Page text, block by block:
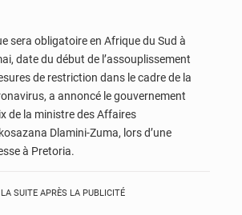
sera obligatoire en Afrique du Sud à
date du début de l’assouplissement
de restriction dans le cadre de la
a annoncé le gouvernement
de la ministre des Affaires
Dlamini-Zuma, lors d’une
à Pretoria.
LA SUITE APRÈS LA PUBLICITÉ